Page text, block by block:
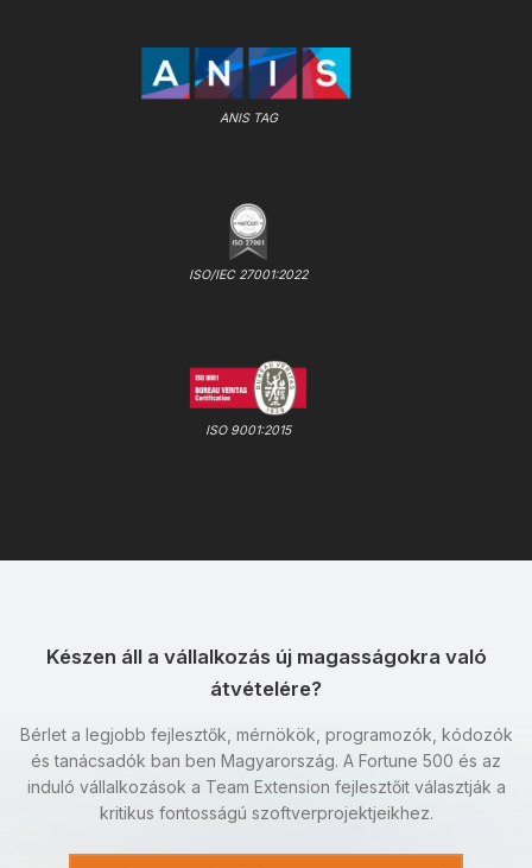
ANIS TAG
ISO/IEC 27001:2022
ISO 9001:2015
Készen áll a vállalkozás új magasságokra való
átvételére?
Bérlet a legjobb fejlesztők, mérnökök, programozók, kódozók
és tanácsadók ban ben Magyarország. A Fortune 500 és az
induló vállalkozások a Team Extension fejlesztőit választják a
kritikus fontosságú szoftverprojektjeikhez.